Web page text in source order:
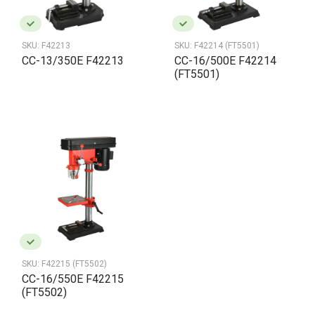
SKU: F42213
CC-13/350Е F42213
SKU: F42214 (FT5501)
СС-16/500Е F42214
(FT5501)
SKU: F42215 (FT5502)
CC-16/550Е F42215
(FT5502)